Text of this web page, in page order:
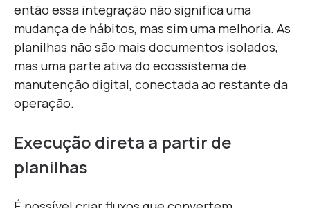
então essa integração não significa uma
mudança de hábitos, mas sim uma melhoria. As
planilhas não são mais documentos isolados,
mas uma parte ativa do ecossistema de
manutenção digital, conectada ao restante da
operação.
Execução direta a partir de
planilhas